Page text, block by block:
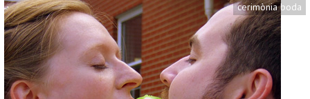
cerimònia boda